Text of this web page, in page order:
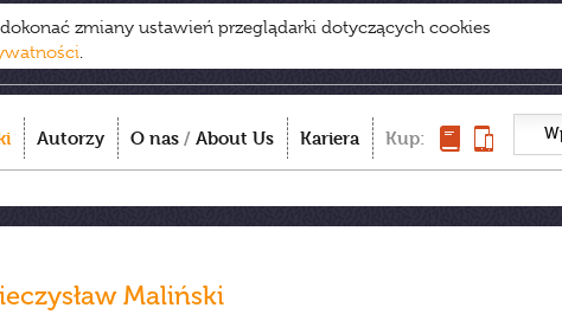
zmiany ustawień przeglądarki dotyczących cookies
.
Autorzy O nas / About Us Kariera Kup:
Maliński